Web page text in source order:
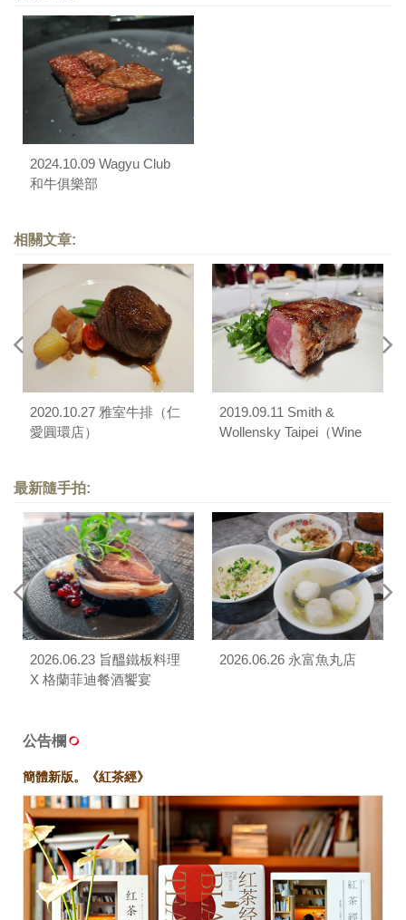
2024.10.09 Wagyu Club
和牛俱樂部
相關文章:
2020.10.27 雅室牛排（仁
愛圓環店）
2019.09.11 Smith &
Wollensky Taipei（Wine
最新隨手拍:
2026.06.23 旨醞鐵板料理
X 格蘭菲迪餐酒饗宴
2026.06.26 永富魚丸店
公告欄
簡體新版。《紅茶經》